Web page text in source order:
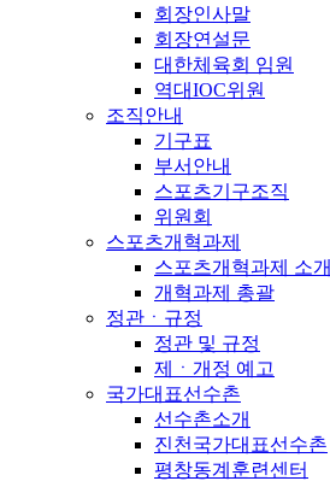
회장인사말
회장연설문
대한체육회 임원
역대IOC위원
조직안내
기구표
부서안내
스포츠기구조직
위원회
스포츠개혁과제
스포츠개혁과제 소개
개혁과제 총괄
정관ㆍ규정
정관 및 규정
제ㆍ개정 예고
국가대표선수촌
선수촌소개
진천국가대표선수촌
평창동계훈련센터